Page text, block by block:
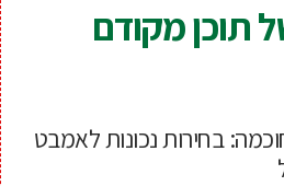
תוכן מקודם
בחירות נכונות לאמבט